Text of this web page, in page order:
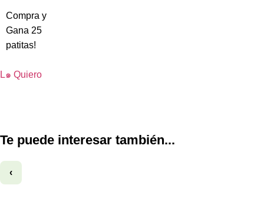
Compra y
Gana 25
patitas!
L๑ Quiero
Te puede interesar también...
‹